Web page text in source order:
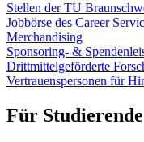
Stellen der TU
Jobbörse des Career
Merchandising
Sponsoring- &
Drittmittelgeförderte
Vertrauenspersonen für
Für Studierende